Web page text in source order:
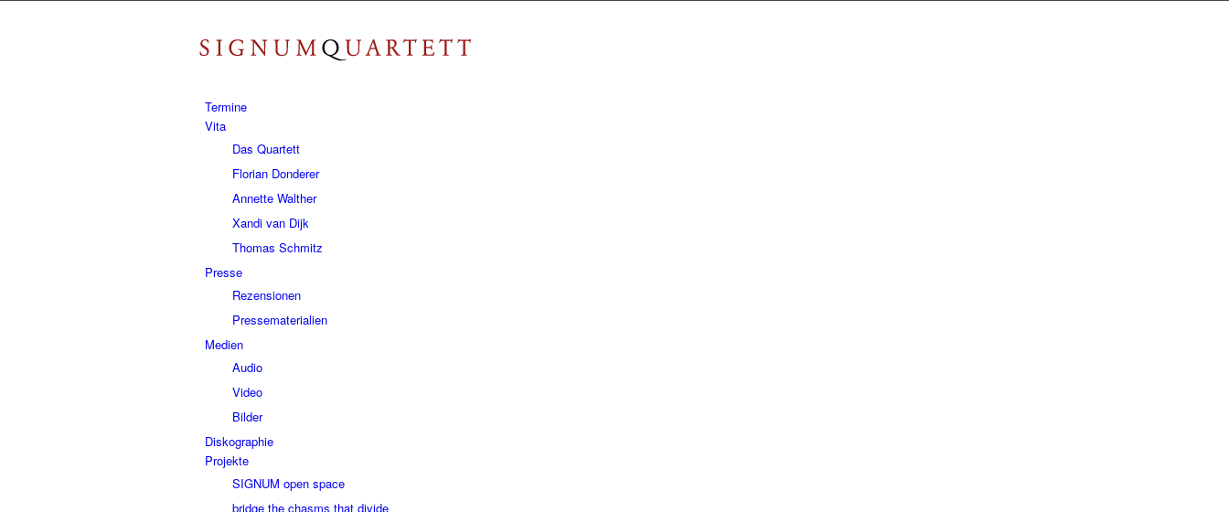
Termine
Vita
Das Quartett
Florian Donderer
Annette Walther
Xandi van Dijk
Thomas Schmitz
Presse
Rezensionen
Pressematerialien
Medien
Audio
Video
Bilder
Diskographie
Projekte
SIGNUM open space
bridge the chasms that divide